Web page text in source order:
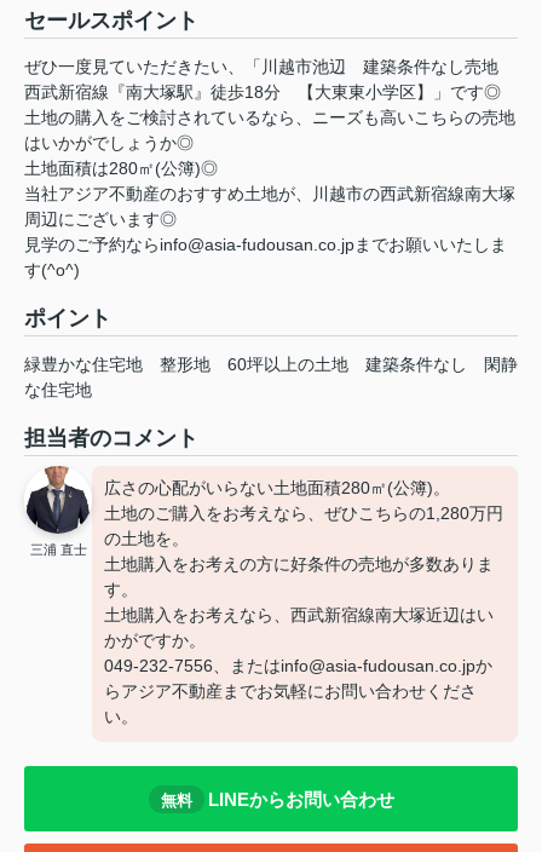
セールスポイント
ぜひ一度見ていただきたい、「川越市池辺 建築条件なし売地
西武新宿線『南大塚駅』徒歩18分 【大東東小学区】」です◎
土地の購入をご検討されているなら、ニーズも高いこちらの売地
はいかがでしょうか◎
土地面積は280㎡(公簿)◎
当社アジア不動産のおすすめ土地が、川越市の西武新宿線南大塚
周辺にございます◎
見学のご予約ならinfo@asia-fudousan.co.jpまでお願いいたしま
す(^o^)
ポイント
緑豊かな住宅地 整形地 60坪以上の土地 建築条件なし
閑静
な住宅地
担当者のコメント
三浦 直士
広さの心配がいらない土地面積280㎡(公簿)。
土地のご購入をお考えなら、ぜひこちらの1,280万円
の土地を。
土地購入をお考えの方に好条件の売地が多数ありま
す。
土地購入をお考えなら、西武新宿線南大塚近辺はい
かがですか。
049-232-7556、またはinfo@asia-fudousan.co.jpか
らアジア不動産までお気軽にお問い合わせくださ
い。
無料 LINEからお問い合わせ